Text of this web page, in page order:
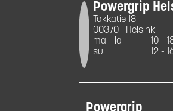
Powergrip
Takkatie 18
00370
Helsinki
ma - la
10 -
su
12 -